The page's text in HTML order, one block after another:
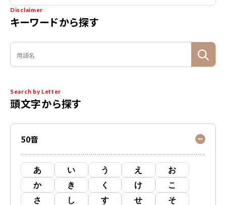
Disclaimer
キーワードから探す
Search by Letter
頭文字から探す
50音
あ い う え
お
か
き く け
こ
さ
し す せ
そ